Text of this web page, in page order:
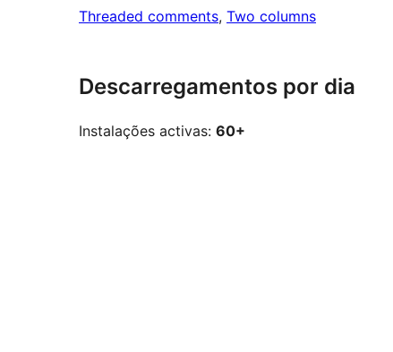
Threaded comments, Two columns
Descarregamentos por dia
Instalações activas: 60+